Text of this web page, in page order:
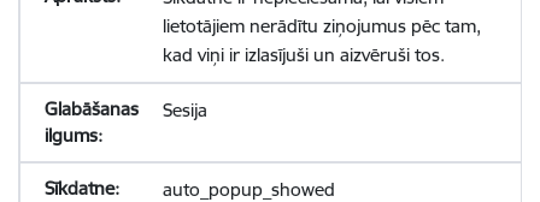
lietotājiem nerādītu ziņojumus pēc tam,
kad viņi ir izlasījuši un aizvēruši tos.
Sesija
auto_popup_showed